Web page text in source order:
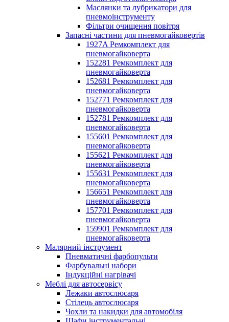
Маслянки та лубрикатори для
пневмоінструменту
Фільтри очищення повітря
Запасні частини для пневмогайковертів
1927A Ремкомплект для
пневмогайковерта
152281 Ремкомплект для
пневмогайковерта
152681 Ремкомплект для
пневмогайковерта
152771 Ремкомплект для
пневмогайковерта
152781 Ремкомплект для
пневмогайковерта
155601 Ремкомплект для
пневмогайковерта
155621 Ремкомплект для
пневмогайковерта
155631 Ремкомплект для
пневмогайковерта
156651 Ремкомплект для
пневмогайковерта
157701 Ремкомплект для
пневмогайковерта
159901 Ремкомплект для
пневмогайковерта
Малярний інструмент
Пневматичні фарбопульти
Фарбувальні набори
Індукційні нагрівачі
Меблі для автосервісу
Лежаки автослюсаря
Стілець автослюсаря
Чохли та накидки для автомобіля